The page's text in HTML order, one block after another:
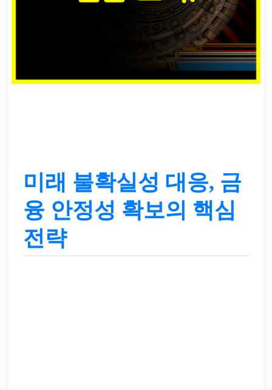
미래 불확실성 대응, 금
융 안정성 확보의 핵심
전략